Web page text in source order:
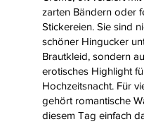
zarten Bändern oder
Stickereien. Sie sind
schöner Hingucker
Brautkleid, sondern
erotisches Highlight
Hochzeitsnacht. Für
gehört romantische
diesem Tag einfach